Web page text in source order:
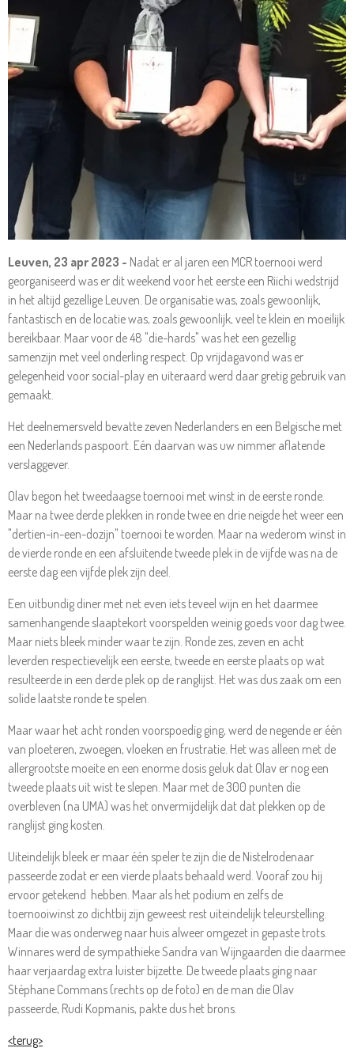
Leuven, 23 apr 2023 - Nadat er al jaren een MCR toernooi werd
georganiseerd was er dit weekend voor het eerste een Riichi wedstrijd
in het altijd gezellige Leuven. De organisatie was, zoals gewoonlijk,
fantastisch en de locatie was, zoals gewoonlijk, veel te klein en moeilijk
bereikbaar. Maar voor de 48 "die-hards" was het een gezellig
samenzijn met veel onderling respect. Op vrijdagavond was er
gelegenheid voor social-play en uiteraard werd daar gretig gebruik van
gemaakt.
Het deelnemersveld bevatte zeven Nederlanders en een Belgische met
een Nederlands paspoort. Eén daarvan was uw nimmer aflatende
verslaggever.
Olav begon het tweedaagse toernooi met winst in de eerste ronde.
Maar na twee derde plekken in ronde twee en drie neigde het weer een
"dertien-in-een-dozijn" toernooi te worden. Maar na wederom winst in
de vierde ronde en een afsluitende tweede plek in de vijfde was na de
eerste dag een vijfde plek zijn deel.
Een uitbundig diner met net even iets teveel wijn en het daarmee
samenhangende slaaptekort voorspelden weinig goeds voor dag twee.
Maar niets bleek minder waar te zijn. Ronde zes, zeven en acht
leverden respectievelijk een eerste, tweede en eerste plaats op wat
resulteerde in een derde plek op de ranglijst. Het was dus zaak om een
solide laatste ronde te spelen.
Maar waar het acht ronden voorspoedig ging, werd de negende er één
van ploeteren, zwoegen, vloeken en frustratie. Het was alleen met de
allergrootste moeite en een enorme dosis geluk dat Olav er nog een
tweede plaats uit wist te slepen. Maar met de 300 punten die
overbleven (na UMA) was het onvermijdelijk dat dat plekken op de
ranglijst ging kosten.
Uiteindelijk bleek er maar één speler te zijn die de Nistelrodenaar
passeerde zodat er een vierde plaats behaald werd. Vooraf zou hij
ervoor getekend hebben. Maar als het podium en zelfs de
toernooiwinst zo dichtbij zijn geweest rest uiteindelijk teleurstelling.
Maar die was onderweg naar huis alweer omgezet in gepaste trots.
Winnares werd de sympathieke Sandra van Wijngaarden die daarmee
haar verjaardag extra luister bijzette. De tweede plaats ging naar
Stéphane Commans (rechts op de foto) en de man die Olav
passeerde, Rudi Kopmanis, pakte dus het brons.
<terug>